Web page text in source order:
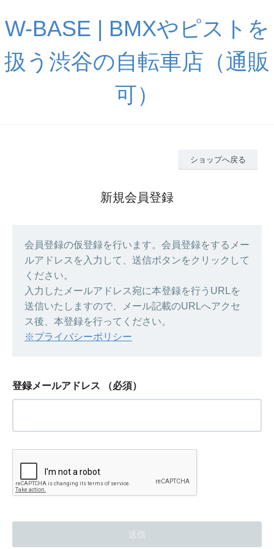
W-BASE | BMXやピストを
扱う渋谷の自転車店（通販
可）
ショップへ戻る
新規会員登録
会員登録の仮登録を行います。会員登録をするメー
ルアドレスを入力して、送信ボタンをクリックして
ください。
入力したメールアドレス宛に本登録を行うURLを
送信いたしますので、メール記載のURLへアクセ
ス後、本登録を行ってください。
※プライバシーポリシー
登録メールアドレス （必須）